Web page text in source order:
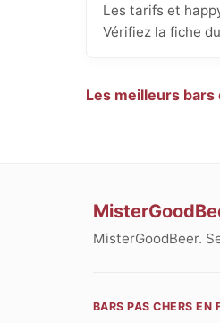
Les tarifs et
Vérifiez la fiche
Les meilleurs
MisterGoodBeer.
BARS PAS CHERS EN